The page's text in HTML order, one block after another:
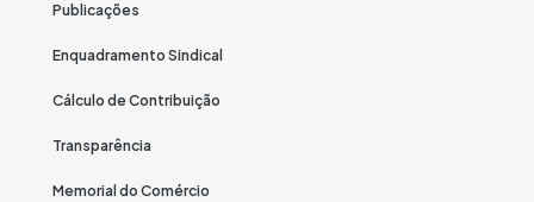
Publicações
Enquadramento Sindical
Cálculo de Contribuição
Transparência
Memorial do Comércio